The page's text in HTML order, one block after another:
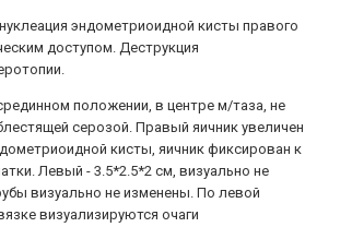
эндометриоидной кисты правого
доступом. Деструкция
положении, в центре м/таза, не
серозой. Правый яичник увеличен
кисты, яичник фиксирован к
Левый - 3.5*2.5*2 см, визуально не
визуально не изменены. По левой
визуализируются очаги